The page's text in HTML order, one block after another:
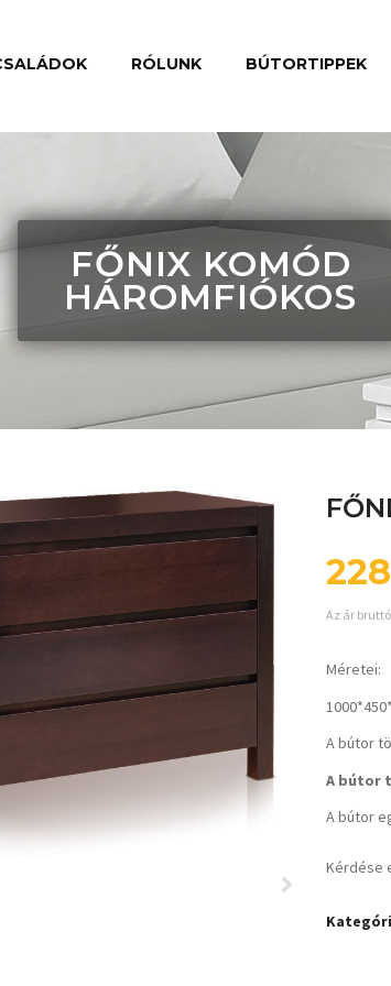
RÓLUNK BÚTORTIPPEK
FŐNIX KOMÓD
HÁROMFIÓKOS
Az ár
Méretei:
A bútor
A bútor
A bútor
Kérdése